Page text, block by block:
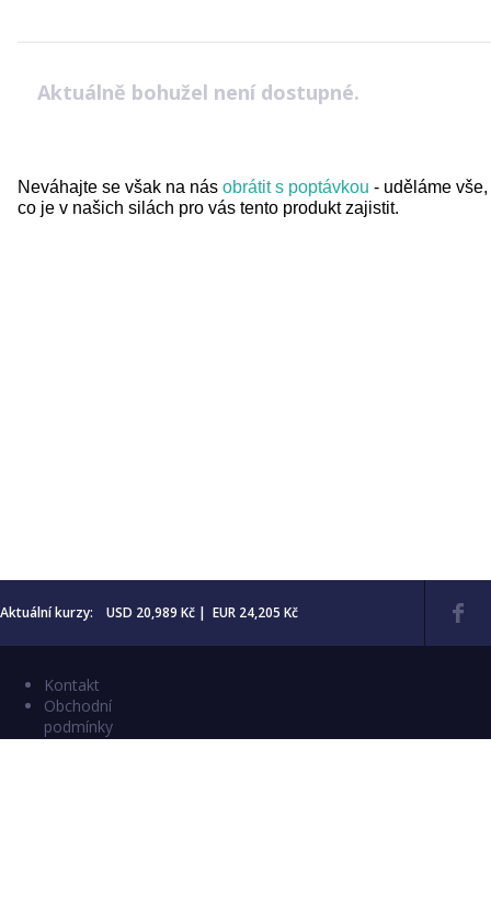
Aktuálně bohužel není dostupné.
Neváhajte se však na nás obrátit s poptávkou - uděláme vše,
co je v našich silách pro vás tento produkt zajistit.
Aktuální kurzy: USD 20,989 Kč | EUR 24,205 Kč
Kontakt
Obchodní
podmínky